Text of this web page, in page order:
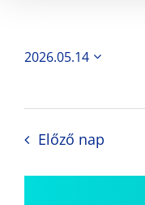
2026.05.14
Előző nap